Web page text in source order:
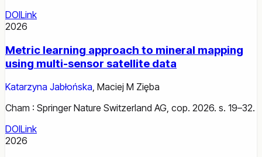
DOILink
2026
Metric learning approach to mineral mapping
using multi-sensor satellite data
Katarzyna Jabłońska, Maciej M Zięba
Cham : Springer Nature Switzerland AG, cop. 2026. s. 19–32.
DOILink
2026